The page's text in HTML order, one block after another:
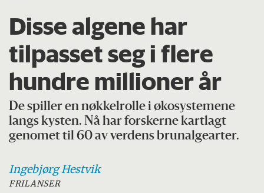
Disse algene har
tilpasset seg i flere
hundre millioner år
De spiller en nøkkelrolle i økosystemene
langs kysten. Nå har forskerne kartlagt
genomet til 60 av verdens brunalgearter.
IngebjørgHestvik
FRILANSER